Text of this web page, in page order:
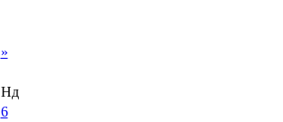
»
Нд
6